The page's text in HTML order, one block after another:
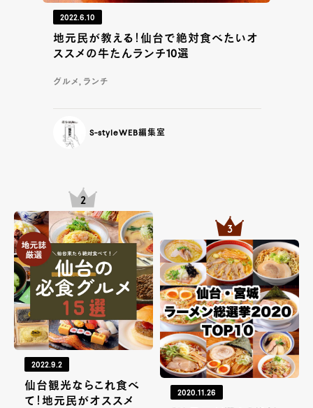
2022.6.10
地元民が教える！仙台で絶対食べたいオ
ススメの牛たんランチ10選
グルメ, ランチ
S-styleWEB編集室
2022.9.2
仙台観光ならこれ食べ
て！地元民がオススメ
2020.11.26